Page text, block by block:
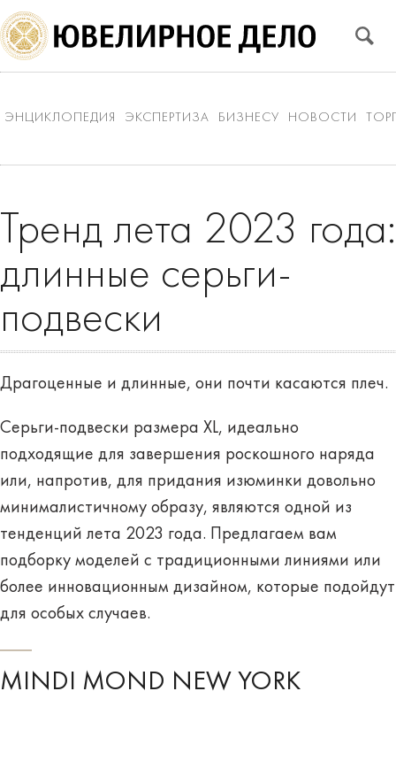
ЭНЦИКЛОПЕДИЯ ЭКСПЕРТИЗА БИЗНЕСУ НОВОСТИ
Тренд лета 2023 года:
длинные серьги-
подвески
Драгоценные и длинные, они почти касаются плеч.
Серьги-подвески размера XL, идеально
подходящие для завершения роскошного наряда
или, напротив, для придания изюминки довольно
минималистичному образу, являются одной из
тенденций лета 2023 года. Предлагаем вам
подборку моделей с традиционными линиями или
более инновационным дизайном, которые подойдут
для особых случаев.
MINDI MOND NEW YORK